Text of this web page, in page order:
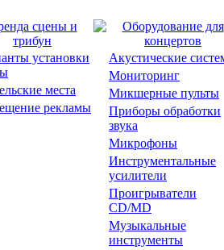
сцены и
трибун
установки
места
рекламы
Оборудование для
концертов
Акустические
Мониторинг
Микшерные пульты
Приборы обработки
звука
Микрофоны
Инструментальные
усилители
Проигрыватели
CD/MD
Музыкальные
инструменты